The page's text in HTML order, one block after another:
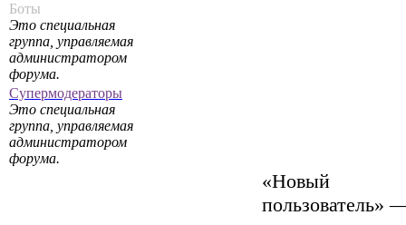
Боты
Это специальная
группа, управляемая
администратором
форума.
Супермодераторы
Это специальная
группа, управляемая
администратором
форума.
«Новый
пользователь»